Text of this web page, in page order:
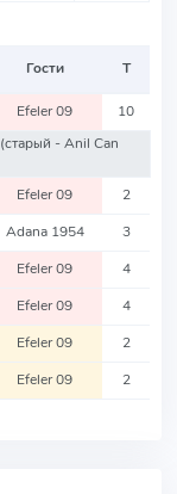
Гости Т
Efeler 09
10
(старый - Anil Can
Efeler 09 2
Adana 1954 3
Efeler 09 4
Efeler 09 4
Efeler 09 2
Efeler 09 2